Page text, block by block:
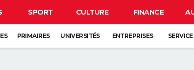
SPORT CULTURE FINANCE
PRIMAIRES UNIVERSITÉS ENTREPRISES